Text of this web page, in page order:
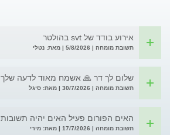
אירוע בודד של svt בהולטר
תשובת מומחה | 5/8/2026 | מאת: נטלי
שלום לך דר 🙏 אשמח מאוד לדעה שלך
תשובת מומחה | 30/7/2026 | מאת: סיגל
האים הפורום פעיל האים יהיה תשובות
תשובת מומחה | 17/7/2026 | מאת: מירי